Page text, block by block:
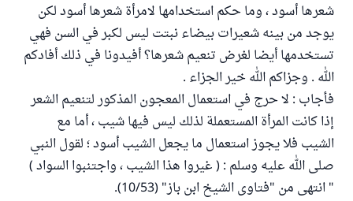
شعرها أسود ، وما حكم استخدامها لامرأة شعرها أسود لكن
يوجد من بينه شعيرات بيضاء نبتت ليس لكبر في السن فهي
تستخدمها أيضا لغرض تنعيم شعرها؟ أفيدونا في ذلك أفادكم
الله . وجزاكم الله خير الجزاء .
فأجاب : لا حرج في استعمال المعجون المذكور لتنعيم الشعر
إذا كانت المرأة المستعملة لذلك ليس فيها شيب ، أما مع
الشيب فلا يجوز استعمال ما يجعل الشيب أسود ؛ لقول النبي
صلى الله عليه وسلم : ( غيروا هذا الشيب ، واجتنبوا السواد )
" انتهى من "فتاوى الشيخ ابن باز" (10/53).